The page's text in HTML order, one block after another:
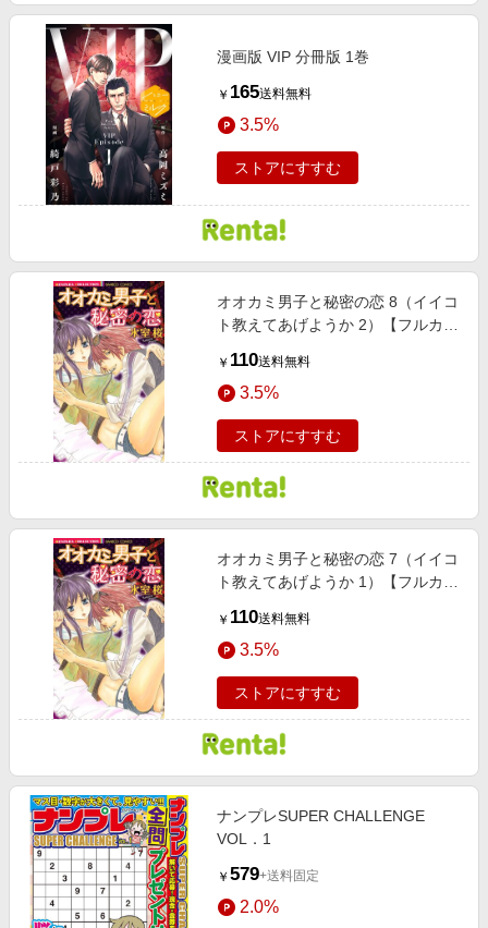
漫画版 VIP 分冊版 1巻
￥ 165送料無料
3.5%
ストアにすすむ
オオカミ男子と秘密の恋 8（イイコ
ト教えてあげようか 2）【フルカラ
￥ 110送料無料
3.5%
ストアにすすむ
オオカミ男子と秘密の恋 7（イイコ
ト教えてあげようか 1）【フルカラ
￥ 110送料無料
3.5%
ストアにすすむ
ナンプレSUPER CHALLENGE
VOL．1
￥ 579+送料固定
2.0%